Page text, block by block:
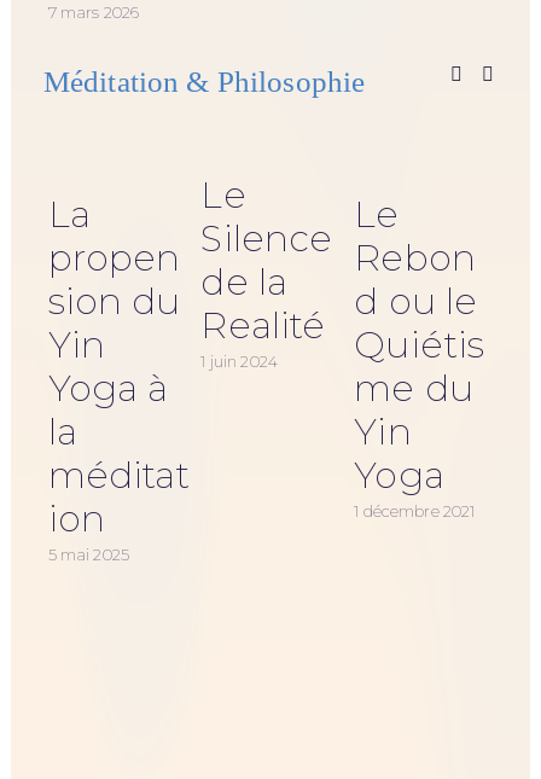
7 mars 2026
Méditation & Philosophie
La
propen
sion du
Yin
Yoga à
la
méditat
ion
5 mai 2025
Le
Silence
de la
Realité
1 juin 2024
Le
Rebon
d ou le
Quiétis
me du
Yin
Yoga
1 décembre 2021